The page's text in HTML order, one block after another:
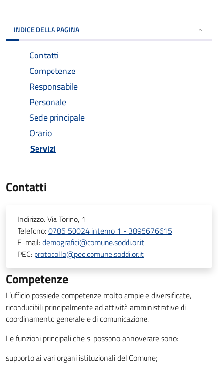
INDICE DELLA PAGINA
Contatti
Competenze
Responsabile
Personale
Sede principale
Orario
Servizi
Contatti
Indirizzo:Via Torino, 1
Telefono:0785 50024 interno 1 - 3895676615
E-mail:demografici@comune.soddi.or.it
PEC: protocollo@pec.comune.soddi.or.it
Competenze
L’ufficio possiede competenze molto ampie e diversificate,
riconducibili principalmente ad attività amministrative di
coordinamento generale e di comunicazione.
Le funzioni principali che si possono annoverare sono:
supporto ai vari organi istituzionali del Comune;